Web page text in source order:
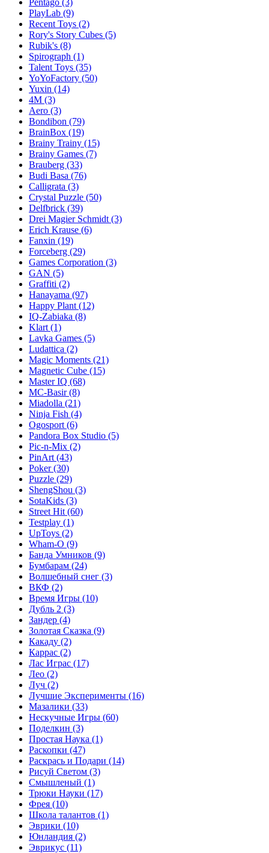
Pentago (3)
PlayLab (9)
Recent Toys (2)
Rory's Story Cubes (5)
Rubik's (8)
Spirograph (1)
Talent Toys (35)
YoYoFactory (50)
Yuxin (14)
4M (3)
Aero (3)
Bondibon (79)
BrainBox (19)
Brainy Trainy (15)
Brainy Games (7)
Brauberg (33)
Budi Basa (76)
Calligrata (3)
Crystal Puzzle (50)
Delfbrick (39)
Drei Magier Schmidt (3)
Erich Krause (6)
Fanxin (19)
Forceberg (29)
Games Corporation (3)
GAN (5)
Graffiti (2)
Hanayama (97)
Happy Plant (12)
IQ-Zabiaka (8)
Klart (1)
Lavka Games (5)
Ludattica (2)
Magic Moments (21)
Magnetic Cube (15)
Master IQ (68)
MC-Basir(8)
Miadolla (21)
Ninja Fish (4)
Ogosport (6)
Pandora Box Studio (5)
Pic-n-Mix (2)
PinArt (43)
Poker(30)
Puzzle (29)
ShengShou (3)
SotaKids (3)
Street Hit (60)
Testplay (1)
UpToys (2)
Wham-O (9)
Банда Умников (9)
Бумбарам (24)
Волшебный снег (3)
ВКФ (2)
Время Игры (10)
Дубль 2 (3)
Зандер (4)
Золотая Сказка (9)
Какаду (2)
Каррас (2)
Лас Играс (17)
Лео (2)
Луч (2)
Лучшие Эксперименты (16)
Мазалики (33)
Нескучные Игры (60)
Поделкин (3)
Простая Наука (1)
Раскопки (47)
Раскрась и Подари (14)
Рисуй Светом (3)
Смышленый (1)
Трюки Науки (17)
Фрея (10)
Школа талантов (1)
Эврики (10)
Юнландия (2)
Эврикус (11)